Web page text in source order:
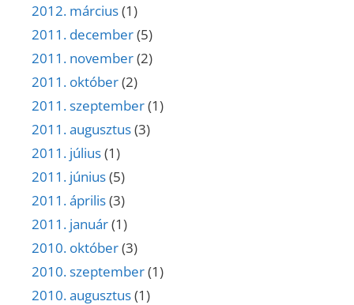
2012. március(1)
2011. december(5)
2011. november(2)
2011. október(2)
2011. szeptember(1)
2011. augusztus(3)
2011. július(1)
2011. június(5)
2011. április(3)
2011. január(1)
2010. október(3)
2010. szeptember(1)
2010. augusztus(1)